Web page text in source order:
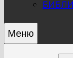
Меню